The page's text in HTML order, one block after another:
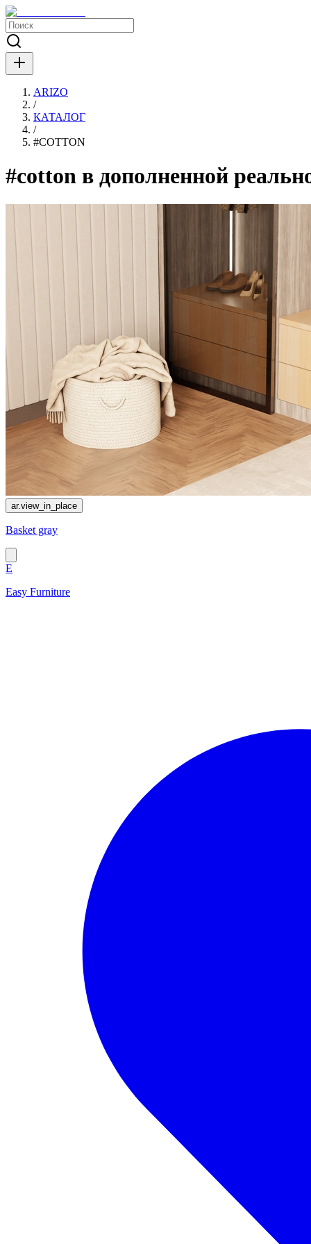
ARIZO
/
КАТАЛОГ
/
#COTTON
#cotton в дополненной
ar.view_in_place
Basket gray
E
Easy Furniture